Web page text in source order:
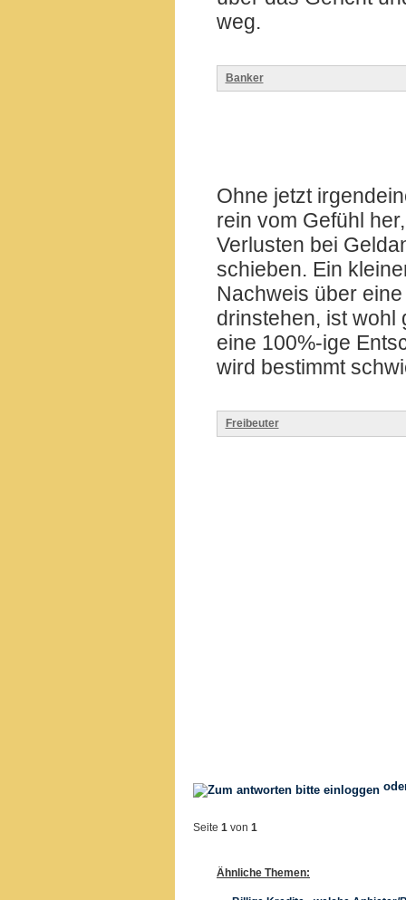
weg.
Banker
Ohne jetzt
rein vom Gefühl
Verlusten bei
schieben. Ein
Nachweis über
drinstehen, ist wohl
eine 100%-ige
wird bestimmt
Freibeuter
Seite 1 von 1
Ähnliche Themen: